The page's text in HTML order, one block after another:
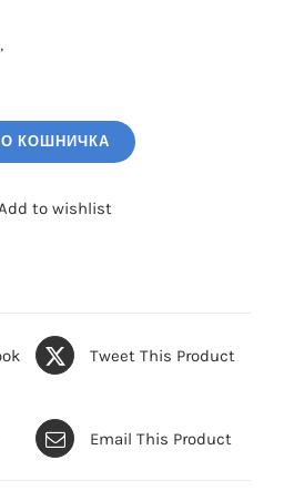
КОШНИЧКА
to wishlist
Tweet This Product
Email This Product